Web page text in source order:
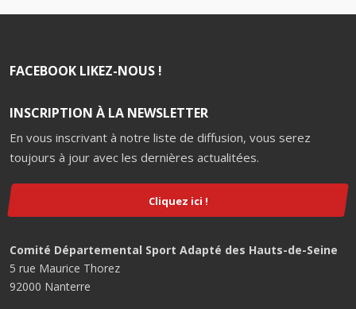
FACEBOOK LIKEZ-NOUS !
INSCRIPTION À LA NEWSLETTER
En vous inscrivant à notre liste de diffusion, vous serez
toujours à jour avec les dernières actualitées.
Cliquez ici !
Comité Départemental Sport Adapté des Hauts-de-Seine
5 rue Maurice Thorez
92000 Nanterre